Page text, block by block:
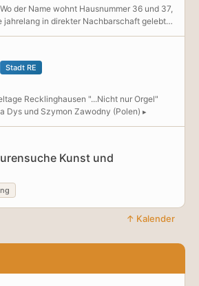
Tricks. Natürlich ist auch für
gesorgt: An den gastronomischen
Speisen und erfrischende Getränke. Ein
voller Spaß, Überraschungen
der Name wohnt Hausnummer 36 und 37,
jahrelang in direkter Nachbarschaft gelebt.
Tischtennis auf dem Glastisch im
Als Erwachsene löst sie deren
bringt Besteck, Töpfe
Stadt RE
Recklinghausen "...Nicht nur Orgel"
Dys und Szymon Zawodny (Polen)
Kunst und
↑ Kalender